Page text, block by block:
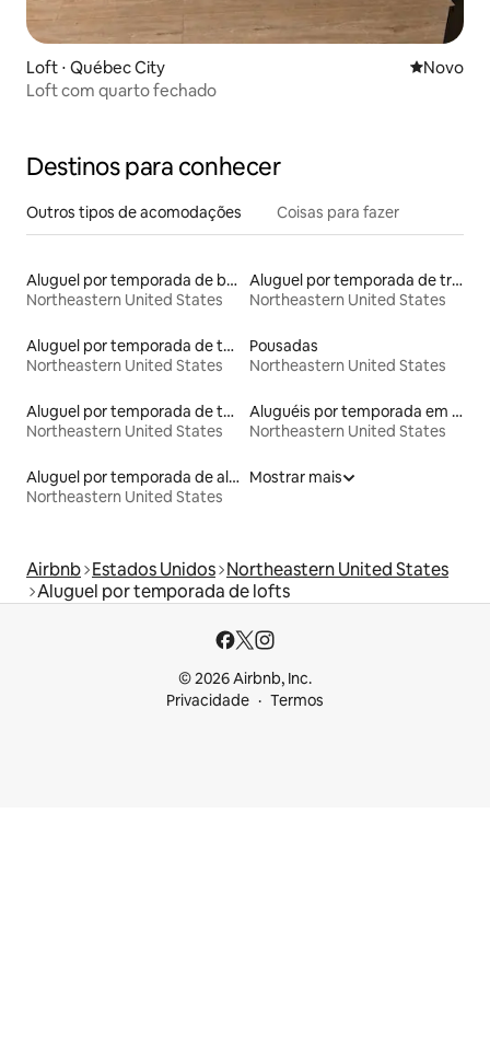
Loft ⋅ Québec City Novo
Novo
Loft com quarto fechado
Destinos para conhecer
Outros tipos de acomodações Coisas para fazer
Aluguel por temporada de barcos
Northeastern United States
Aluguel por temporada de trens
Northeastern United States
Aluguel por temporada de townhouses
Northeastern United States
Pousadas
Northeastern United States
Aluguel por temporada de tendas
Northeastern United States
Aluguéis por temporada em resorts
Northeastern United States
Aluguel por temporada de alojamentos ecológicos
Northeastern United States
Mostrar mais
Airbnb Estados Unidos Northeastern United States
Aluguel por temporada de lofts
© 2026 Airbnb, Inc.
Privacidade
Termos